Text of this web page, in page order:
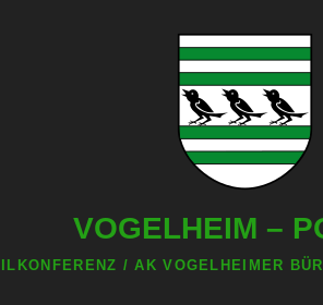
VOGELHEIM –
/ AK VOGELHEIMER